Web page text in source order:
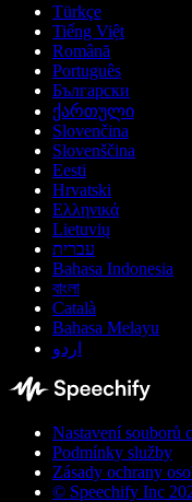
Türkçe
Tiếng Việt
Română
Português
Български
ქართული
Slovenčina
Slovenščina
Eesti
Hrvatski
Ελληνικά
Lietuvių
עברית
Bahasa Indonesia
বাংলা
Català
Bahasa Melayu
اردو
Nastavení souborů
Podmínky služby
Zásady ochrany
© Speechify Inc